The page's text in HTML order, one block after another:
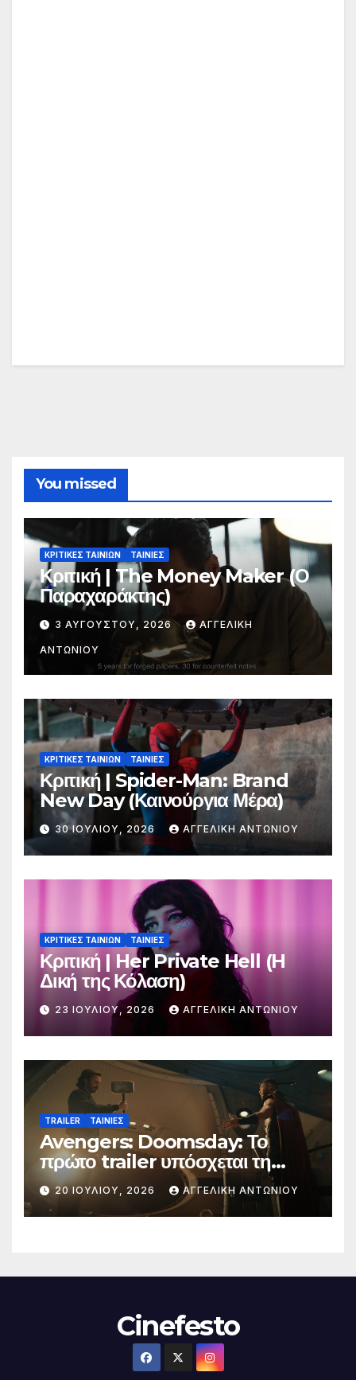
You missed
ΚΡΙΤΙΚΕΣ ΤΑΙΝΙΩΝ ΤΑΙΝΙΕΣ
Κριτική | The Money Maker (Ο
Παραχαράκτης)
3 ΑΥΓΟΎΣΤΟΥ, 2026 ΑΓΓΕΛΙΚΉ
ΑΝΤΩΝΊΟΥ
ΚΡΙΤΙΚΕΣ ΤΑΙΝΙΩΝ ΤΑΙΝΙΕΣ
Κριτική | Spider-Man: Brand
New Day (Καινούργια Μέρα)
30 ΙΟΥΛΊΟΥ, 2026 ΑΓΓΕΛΙΚΉ ΑΝΤΩΝΊΟΥ
ΚΡΙΤΙΚΕΣ ΤΑΙΝΙΩΝ ΤΑΙΝΙΕΣ
Κριτική | Her Private Hell (H
Δική της Κόλαση)
23 ΙΟΥΛΊΟΥ, 2026 ΑΓΓΕΛΙΚΉ ΑΝΤΩΝΊΟΥ
TRAILER ΤΑΙΝΙΕΣ
Avengers: Doomsday: Το
πρώτο trailer υπόσχεται τη
μεγαλύτερη μάχη στην ιστορία
της Marvel
20 ΙΟΥΛΊΟΥ, 2026 ΑΓΓΕΛΙΚΉ ΑΝΤΩΝΊΟΥ
Cinefesto